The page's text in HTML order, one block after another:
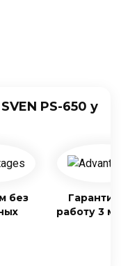
PS-650 у
без
работу 3